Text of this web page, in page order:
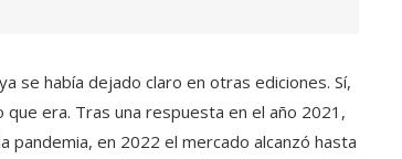
se había dejado claro en otras ediciones. Sí,
era. Tras una respuesta en el año 2021,
pandemia, en 2022 el mercado alcanzó hasta